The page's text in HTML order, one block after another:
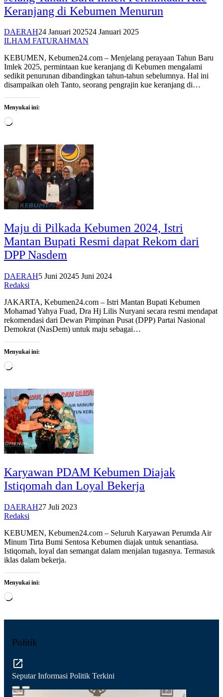
Keranjang di Kebumen Menurun
DAERAH24 Januari 202524 Januari 2025
ILHAM FATURAHMAN
KEBUMEN, Kebumen24.com – Menjelang perayaan Tahun Baru
Imlek 2025, permintaan kue keranjang di Kebumen mengalami
sedikit penurunan dibandingkan tahun-tahun sebelumnya. Hal ini
disampaikan oleh Tanto, seorang pengrajin kue keranjang di…
Menyukai ini:
Memuat...
Maju di Pilkada Kebumen 2024, Istri
Mantan Bupati Resmi dapat Rekom dari
DPP Nasdem
DAERAH5 Juni 20245 Juni 2024
Redaksi
JAKARTA, Kebumen24.com – Istri Mantan Bupati Kebumen
Mohamad Yahya Fuad, Dra Hj Lilis Nuryani secara resmi mendapat
rekomendasi dari Dewan Pimpinan Pusat (DPP) Partai Nasional
Demokrat (NasDem) untuk maju sebagai…
Menyukai ini:
Memuat...
Karyawan PDAM Kebumen Diajak
Istiqomah dan Loyal Bekerja
DAERAH27 Juli 2023
Redaksi
KEBUMEN, Kebumen24.com – Seluruh Karyawan Perumda Air
Minum Tirta Bumi Sentosa Kebumen diajak untuk senantiasa.
Istiqomah, loyal dan semangat dalam menjalan tugasnya. Termasuk
iklas dalam bekerja.
Menyukai ini:
Memuat...
Politik
Seputar Informasi Politik Terkini